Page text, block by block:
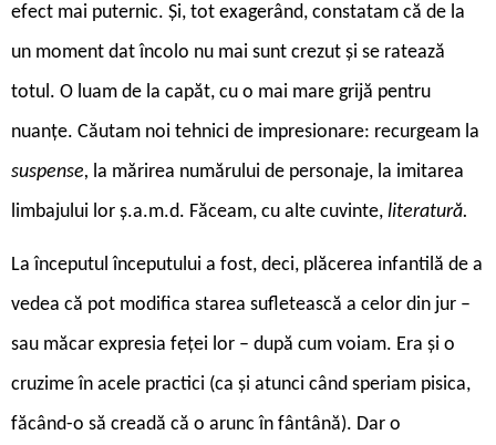
efect mai puternic. Și, tot exagerând, constatam că de la
un moment dat încolo nu mai sunt crezut și se ratează
totul. O luam de la capăt, cu o mai mare grijă pentru
nuanțe. Căutam noi tehnici de impresionare: recurgeam la
suspense, la mărirea numărului de personaje, la imitarea
limbajului lor ș.a.m.d. Făceam, cu alte cuvinte, literatură.
La începutul începutului a fost, deci, plăcerea infantilă de a
vedea că pot modifica starea sufletească a celor din jur –
sau măcar expresia feței lor – după cum voiam. Era și o
cruzime în acele practici (ca și atunci când speriam pisica,
făcând-o să creadă că o arunc în fântână). Dar o